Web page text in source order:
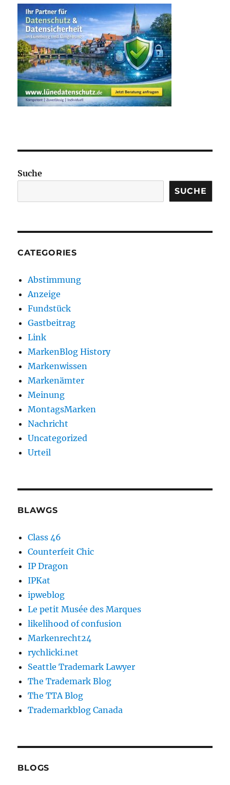
Suche
SUCHE
CATEGORIES
Abstimmung
Anzeige
Fundstück
Gastbeitrag
Link
MarkenBlog History
Markenwissen
Markenämter
Meinung
MontagsMarken
Nachricht
Uncategorized
Urteil
BLAWGS
Class 46
Counterfeit Chic
IP Dragon
IPKat
ipweblog
Le petit Musée des Marques
likelihood of confusion
Markenrecht24
rychlicki.net
Seattle Trademark Lawyer
The Trademark Blog
The TTA Blog
Trademarkblog Canada
BLOGS